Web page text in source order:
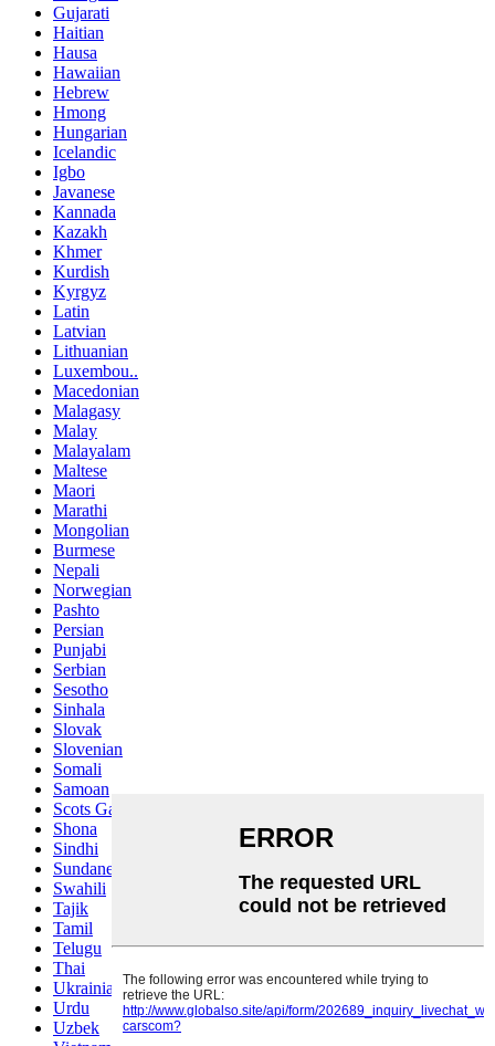
Gujarati
Haitian
Hausa
Hawaiian
Hebrew
Hmong
Hungarian
Icelandic
Igbo
Javanese
Kannada
Kazakh
Khmer
Kurdish
Kyrgyz
Latin
Latvian
Lithuanian
Luxembou..
Macedonian
Malagasy
Malay
Malayalam
Maltese
Maori
Marathi
Mongolian
Burmese
Nepali
Norwegian
Pashto
Persian
Punjabi
Serbian
Sesotho
Sinhala
Slovak
Slovenian
Somali
Samoan
Scots Gaelic
Shona
Sindhi
Sundanese
Swahili
Tajik
Tamil
Telugu
Thai
Ukrainian
Urdu
Uzbek